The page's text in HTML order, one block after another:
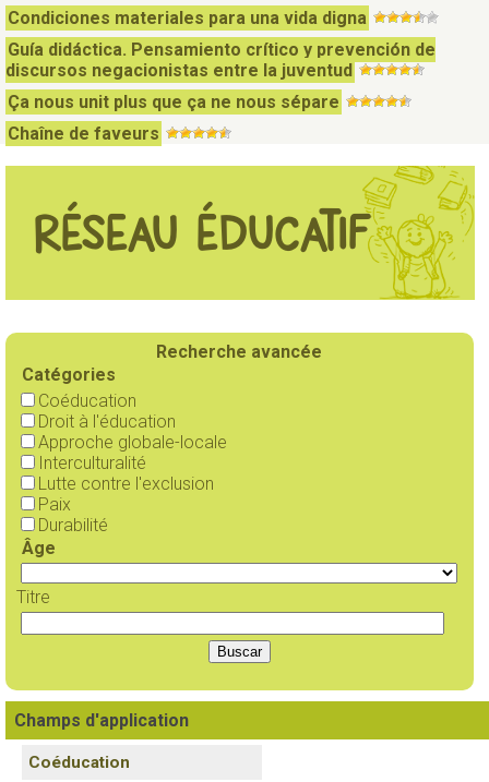
Condiciones materiales para una vida digna
Guía didáctica. Pensamiento crítico y prevención de
discursos negacionistas entre la juventud
Ça nous unit plus que ça ne nous sépare
Chaîne de faveurs
Réseau éducatif
Recherche avancée
Catégories
Coéducation
Droit à l'éducation
Approche globale-locale
Interculturalité
Lutte contre l'exclusion
Paix
Durabilité
Âge
Titre
Champs d'application
Coéducation